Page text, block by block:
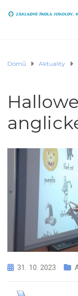
Domů Aktuality
31. 10. 2023